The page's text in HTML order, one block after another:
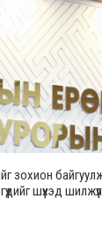
зохион
шүүхэд